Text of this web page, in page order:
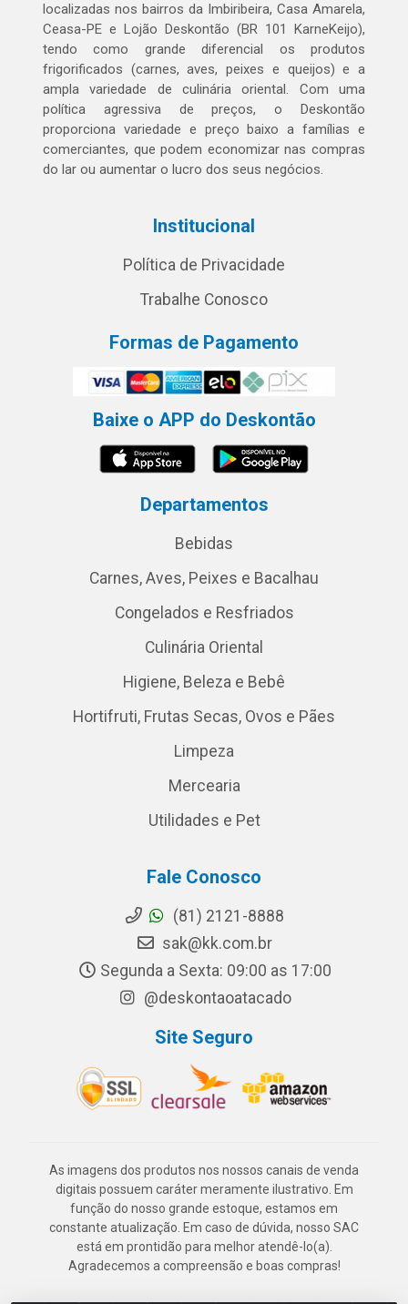
localizadas nos bairros da Imbiribeira, Casa Amarela,
Ceasa-PE e Lojão Deskontão (BR 101 KarneKeijo),
tendo como grande diferencial os produtos
frigorificados (carnes, aves, peixes e queijos) e a
ampla variedade de culinária oriental. Com uma
política agressiva de preços, o Deskontão
proporciona variedade e preço baixo a famílias e
comerciantes, que podem economizar nas compras
do lar ou aumentar o lucro dos seus negócios.
Institucional
Política de Privacidade
Trabalhe Conosco
Formas de Pagamento
Baixe o APP do Deskontão
Departamentos
Bebidas
Carnes, Aves, Peixes e Bacalhau
Congelados e Resfriados
Culinária Oriental
Higiene, Beleza e Bebê
Hortifruti, Frutas Secas, Ovos e Pães
Limpeza
Mercearia
Utilidades e Pet
Fale Conosco
(81) 2121-8888
sak@kk.com.br
Segunda a Sexta: 09:00 as 17:00
@deskontaoatacado
Site Seguro
As imagens dos produtos nos nossos canais de venda
digitais possuem caráter meramente ilustrativo. Em
função do nosso grande estoque, estamos em
constante atualização. Em caso de dúvida, nosso SAC
está em prontidão para melhor atendê-lo(a).
Agradecemos a compreensão e boas compras!